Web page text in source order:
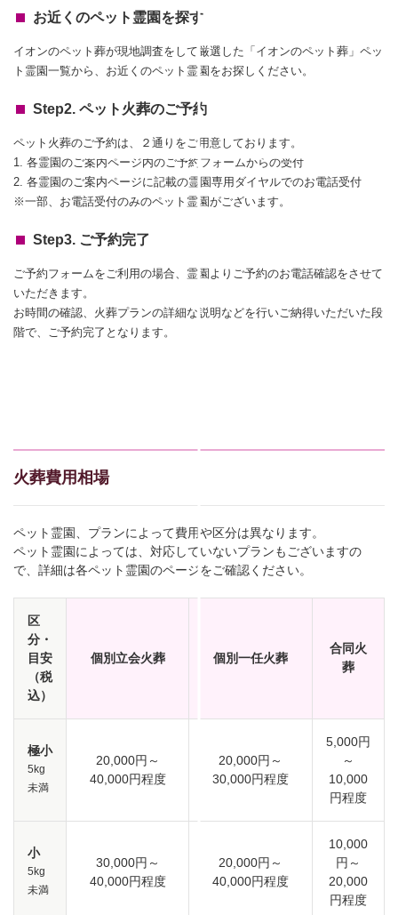
お近くのペット霊園を探す
イオンのペット葬が現地調査をして厳選した「イオンのペット葬」ペッ
ト霊園一覧から、お近くのペット霊園をお探しください。
Step2. ペット火葬のご予約
ペット火葬のご予約は、２通りをご用意しております。
1. 各霊園のご案内ページ内のご予約フォームからの受付
2. 各霊園のご案内ページに記載の霊園専用ダイヤルでのお電話受付
※一部、お電話受付のみのペット霊園がございます。
Step3. ご予約完了
ご予約フォームをご利用の場合、霊園よりご予約のお電話確認をさせて
いただきます。
お時間の確認、火葬プランの詳細な説明などを行いご納得いただいた段
階で、ご予約完了となります。
火葬費用相場
ペット霊園、プランによって費用や区分は異なります。
ペット霊園によっては、対応していないプランもございますの
で、詳細は各ペット霊園のページをご確認ください。
区
分・
目安
（税
込）
個別立会火葬 個別一任火葬
合同火
葬
極小
5kg
未満
20,000円～
40,000円程度
20,000円～
30,000円程度
5,000円
～
10,000
円程度
小
5kg
未満
30,000円～
40,000円程度
20,000円～
40,000円程度
10,000
円～
20,000
円程度